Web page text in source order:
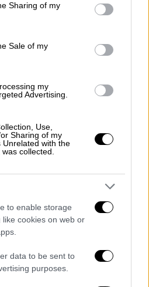
behaviour. You may click to
and its third-party tags to
purposes in below Google
Sharing of my
Sale of my
my
Advertising.
Use,
Sharing of my
Unrelated with the
collected.
to enable storage
cookies on web or
data to be sent to
purposes.
πόλη, η οποία
την περίοδο 600-
από διάφορες
και γραμματείς
επιβλητικά παλάτια,
που έμεναν σε
ο Περάθα.
video